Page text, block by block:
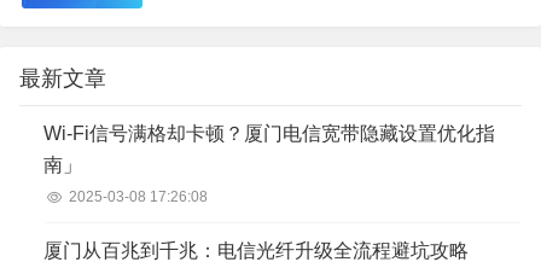
最新文章
Wi-Fi信号满格却卡顿？厦门电信宽带隐藏设置优化指
南」
2025-03-08 17:26:08
厦门从百兆到千兆：电信光纤升级全流程避坑攻略